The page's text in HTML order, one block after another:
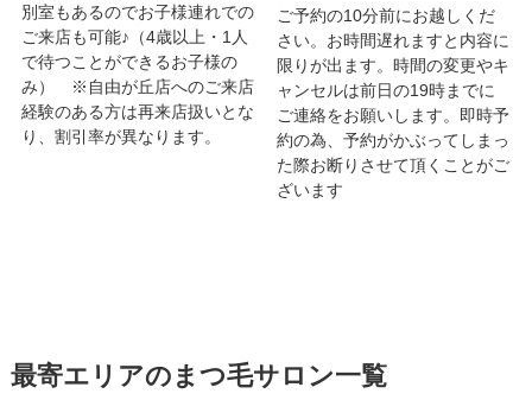
別室もあるのでお子様連れでの
ご来店も可能♪（4歳以上・1人
で待つことができるお子様の
み） ※自由が丘店へのご来店
経験のある方は再来店扱いとな
り、割引率が異なります。
ご予約の10分前にお越しくだ
さい。お時間遅れますと内容に
限りが出ます。時間の変更やキ
ャンセルは前日の19時までに
ご連絡をお願いします。即時予
約の為、予約がかぶってしまっ
た際お断りさせて頂くことがご
ざいます
最寄エリアのまつ毛サロン一覧